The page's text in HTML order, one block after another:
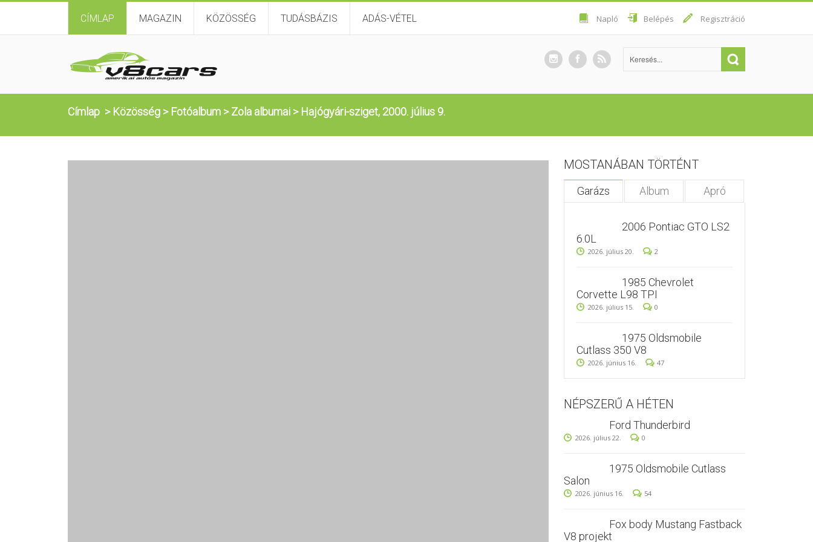
CÍMLAP MAGAZIN KÖZÖSSÉG TUDÁSBÁZIS ADÁS-VÉTEL Napló Belépés Regisztráció
Címlap > Közösség > Fotóalbum >Zola albumai > Hajógyári-sziget, 2000. július 9.
MOSTANÁBAN TÖRTÉNT
Garázs Album Apró
2006 Pontiac GTO LS2
6.0L
2026. július 20. 2
1985 Chevrolet
Corvette L98 TPI
2026. július 15. 0
1975 Oldsmobile
Cutlass 350 V8
2026. június 16. 47
NÉPSZERŰ A HÉTEN
Ford Thunderbird
2026. július 22. 0
1975 Oldsmobile Cutlass
Salon
2026. június 16. 54
Fox body Mustang Fastback
V8 projekt